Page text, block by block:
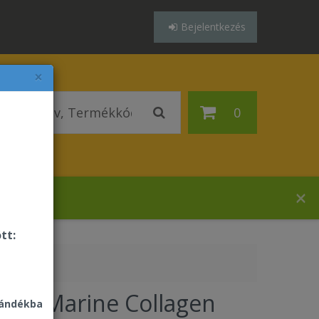
×
Bejelentkezés
0
Marine Collagen